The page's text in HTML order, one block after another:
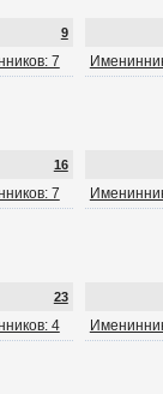
9
7
16
7
23
4